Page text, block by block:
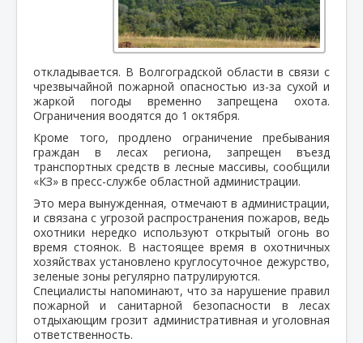
откладывается. В Волгоградской области в связи с
чрезвычайной пожарной опасностью из-за сухой и
жаркой погоды временно запрещена охота.
Ограничения воодятся до 1 октября.
Кроме того, продлено ограничение пребывания
граждан в лесах региона, запрещен въезд
транспортных средств в лесные массивы, сообщили
«КЗ» в пресс-службе областной администрации.
Это мера вынужденная, отмечают в администрации,
и связана с угрозой распространения пожаров, ведь
охотники нередко используют открытый огонь во
время стоянок. В настоящее время в охотничных
хозяйствах установлено круглосуточное дежурство,
зеленые зоны регулярно патрулируются.
Специалисты напоминают, что за нарушение правил
пожарной и санитарной безопасности в лесах
отдыхающим грозит административная и уголовная
ответственность.